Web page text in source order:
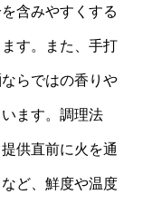
含みやすくする
す。また、手打
らではの香りや
ます。調理法
供直前に火を通
ど、鮮度や温度